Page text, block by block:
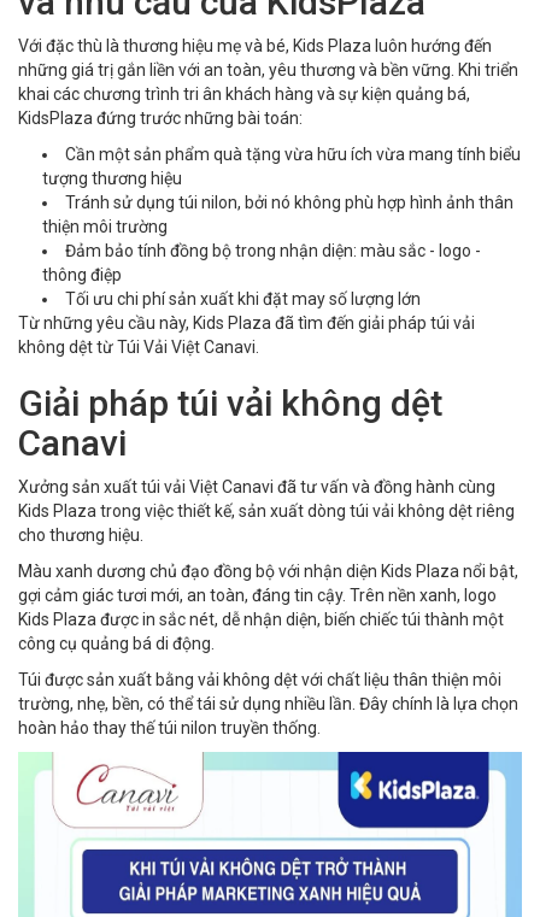
Với đặc thù là thương hiệu mẹ và bé, Kids Plaza luôn hướng đến
những giá trị gắn liền với an toàn, yêu thương và bền vững. Khi triển
khai các chương trình tri ân khách hàng và sự kiện quảng bá,
KidsPlaza đứng trước những bài toán:
Cần một sản phẩm quà tặng vừa hữu ích vừa mang tính biểu
tượng thương hiệu
Tránh sử dụng túi nilon, bởi nó không phù hợp hình ảnh thân
thiện môi trường
Đảm bảo tính đồng bộ trong nhận diện: màu sắc - logo -
thông điệp
Tối ưu chi phí sản xuất khi đặt may số lượng lớn
Từ những yêu cầu này, Kids Plaza đã tìm đến giải pháp túi vải
không dệt từ Túi Vải Việt Canavi.
Giải pháp túi vải không dệt
Canavi
Xưởng sản xuất túi vải Việt Canavi đã tư vấn và đồng hành cùng
Kids Plaza trong việc thiết kế, sản xuất dòng túi vải không dệt riêng
cho thương hiệu.
Màu xanh dương chủ đạo đồng bộ với nhận diện Kids Plaza nổi bật,
gợi cảm giác tươi mới, an toàn, đáng tin cậy. Trên nền xanh, logo
Kids Plaza được in sắc nét, dễ nhận diện, biến chiếc túi thành một
công cụ quảng bá di động.
Túi được sản xuất bằng vải không dệt với chất liệu thân thiện môi
trường, nhẹ, bền, có thể tái sử dụng nhiều lần. Đây chính là lựa chọn
hoàn hảo thay thế túi nilon truyền thống.